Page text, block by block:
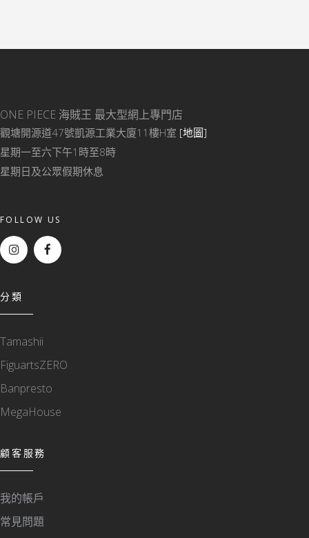
ONE PIECE 海賊王 最大型網上專門店
觀塘開源道47號凱源工業大廈11樓H室 [地圖]
星期一至六下午1時至8時
星期日及公眾假期休息
FOLLOW US
分類
Tamashii
FiguartsZERO
Banpresto
MegaHouse
顧客服務
我的帳戶
常見問題